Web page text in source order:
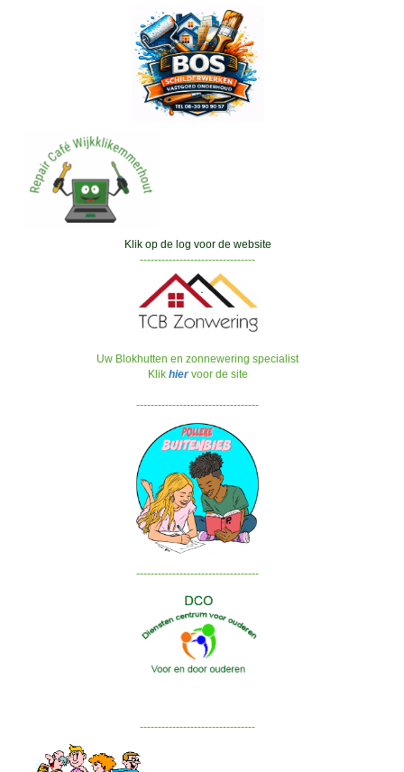
Klik op de log voor de website
--------------------------------
Uw Blokhutten en zonnewering specialist
Klik hiervoor de site
----------------------------------
----------------------------------
--------------------------------